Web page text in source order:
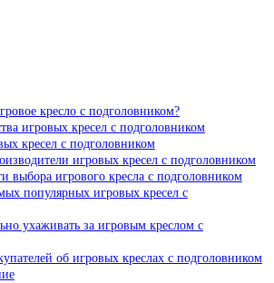
кресло с подголовником?
игровых кресел с подголовником
кресел с подголовником
игровых кресел с подголовником
выбора игрового кресла с подголовником
популярных игровых кресел с
ухаживать за игровым креслом с
об игровых креслах с подголовником